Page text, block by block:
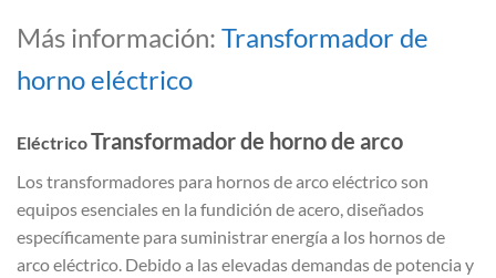
Más información: Transformador de
horno eléctrico
EléctricoTransformador de horno de arco
Los transformadores para hornos de arco eléctrico son
equipos esenciales en la fundición de acero, diseñados
específicamente para suministrar energía a los hornos de
arco eléctrico. Debido a las elevadas demandas de potencia y